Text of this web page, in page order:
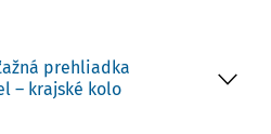
prehliadka
– krajské kolo